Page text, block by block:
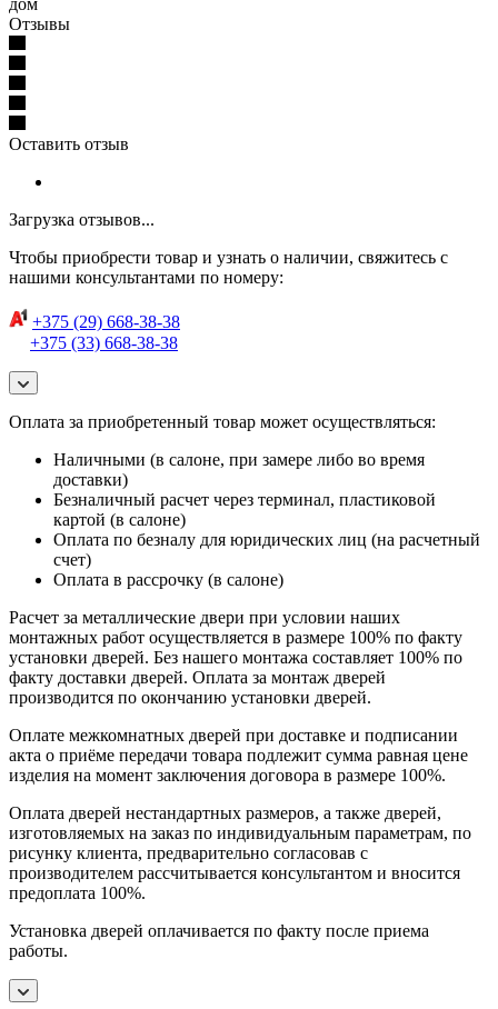
Отзывы
Оставить отзыв
Загрузка отзывов...
Чтобы приобрести товар и узнать о наличии, свяжитесь с
нашими консультантами по номеру:
+375 (29) 668-38-38
+375 (33) 668-38-38
Оплата за приобретенный товар может осуществляться:
Наличными (в салоне, при замере либо во время
доставки)
Безналичный расчет через терминал, пластиковой
картой (в салоне)
Оплата по безналу для юридических лиц (на расчетный
счет)
Оплата в рассрочку (в салоне)
Расчет за металлические двери при условии наших
монтажных работ осуществляется в размере 100% по факту
установки дверей. Без нашего монтажа составляет 100% по
факту доставки дверей. Оплата за монтаж дверей
производится по окончанию установки дверей.
Оплате межкомнатных дверей при доставке и подписании
акта о приёме передачи товара подлежит сумма равная цене
изделия на момент заключения договора в размере 100%.
Оплата дверей нестандартных размеров, а также дверей,
изготовляемых на заказ по индивидуальным параметрам, по
рисунку клиента, предварительно согласовав с
производителем рассчитывается консультантом и вносится
предоплата 100%.
Установка дверей оплачивается по факту после приема
работы.